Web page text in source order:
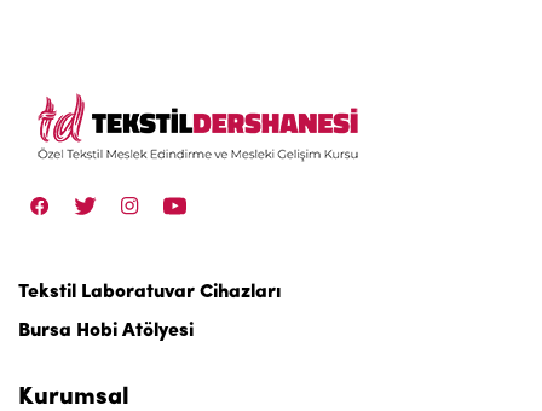
Tekstil Laboratuvar Cihazları
Bursa Hobi Atölyesi
Kurumsal